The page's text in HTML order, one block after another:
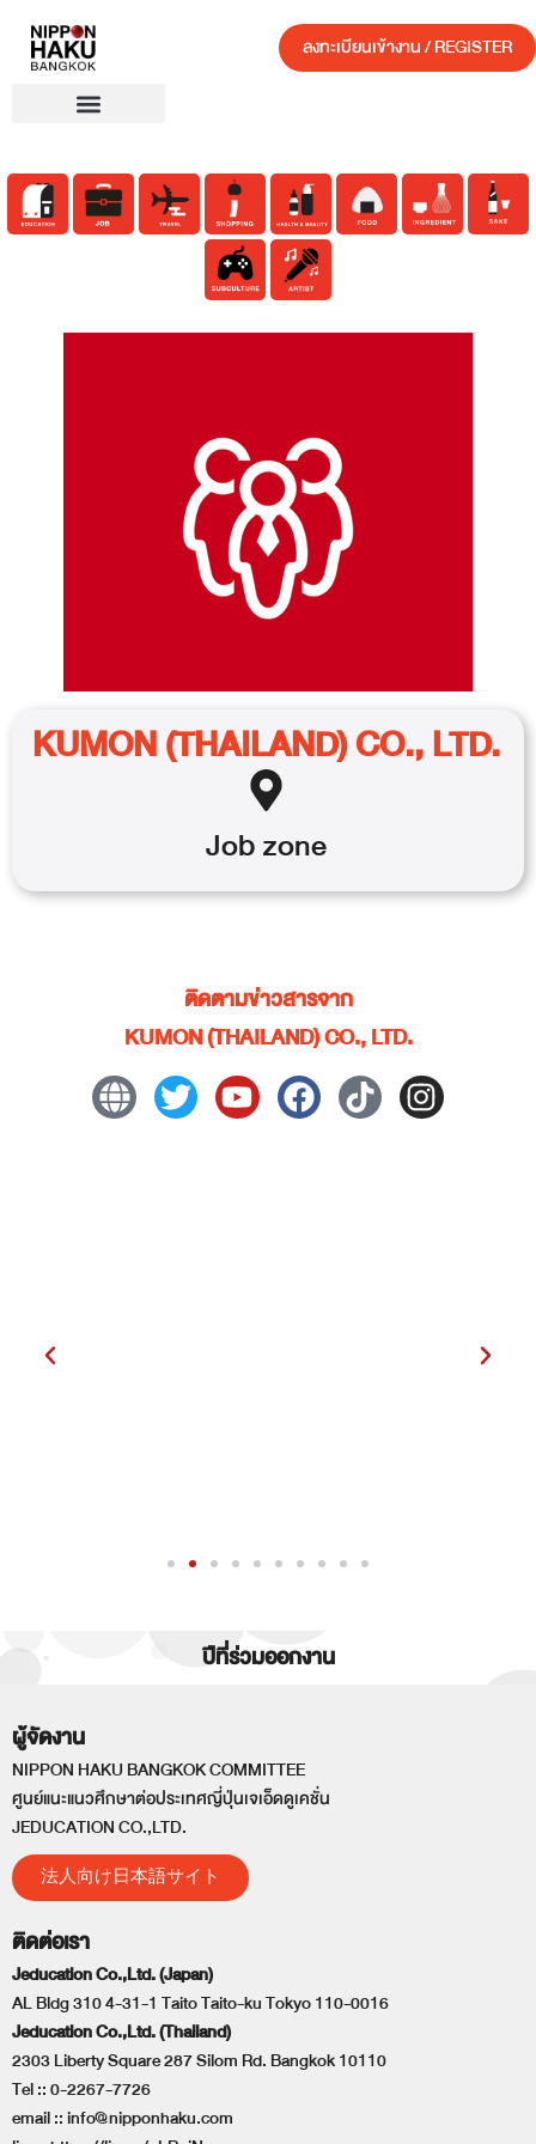
ลงทะเบียนเข้างาน / REGISTER
KUMON (THAILAND) CO., LTD.
Jobzone
ติดตามข่าวสารจาก
KUMON (THAILAND) CO., LTD.
ปีที่ร่วมออกงาน
ผู้จัดงาน
NIPPON HAKU BANGKOK COMMITTEE
ศูนย์แนะแนวศึกษาต่อประเทศญี่ปุ่นเจเอ็ดดูเคชั่น
JEDUCATION CO.,LTD.
法人向け日本語サイト
ติดต่อเรา
Jeducation Co.,Ltd. (Japan)
AL Bldg 310 4-31-1 Taito Taito-ku Tokyo 110-0016
Jeducation Co.,Ltd. (Thailand)
2303 Liberty Square 287 Silom Rd. Bangkok 10110
Tel ::0-2267-7726
email ::info@nipponhaku.com